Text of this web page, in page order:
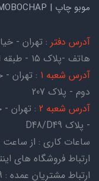
موبو چاپ | MOBOCHAP
آدرس دفتر : تهران -
هاتف -پلاک ۱۵ - طبقه اول - واحد ۱
آدرس شعبه 1
: تهران -
دوم - پلاک 207
آدرس شعبه 2
: تهران
- پلاک D48/D49
ساعات کاری : از ساعت 09:00 تا ساعت 18:00
ارتباط فروشگاه های
ارتباط مشتریان عمده : 09029600889